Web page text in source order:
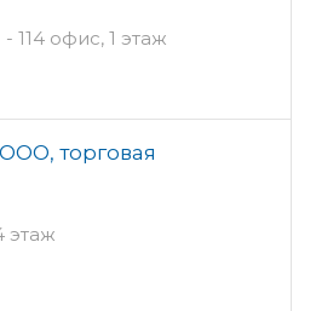
114 офис, 1 этаж
торговая
этаж